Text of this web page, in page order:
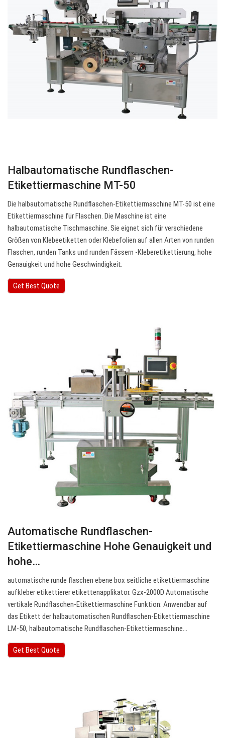
Halbautomatische Rundflaschen-
Etikettiermaschine MT-50
Die halbautomatische Rundflaschen-Etikettiermaschine MT-50 ist eine
Etikettiermaschine für Flaschen. Die Maschine ist eine
halbautomatische Tischmaschine. Sie eignet sich für verschiedene
Größen von Klebeetiketten oder Klebefolien auf allen Arten von runden
Flaschen, runden Tanks und runden Fässern -Kleberetikettierung, hohe
Genauigkeit und hohe Geschwindigkeit.
Get Best Quote
Automatische Rundflaschen-
Etikettiermaschine Hohe Genauigkeit und
hohe…
automatische runde flaschen ebene box seitliche etikettiermaschine
aufkleber etikettierer etikettenapplikator. Gzx-2000D Automatische
vertikale Rundflaschen-Etikettiermaschine Funktion: Anwendbar auf
das Etikett der halbautomatischen Rundflaschen-Etikettiermaschine
LM-50, halbautomatische Rundflaschen-Etikettiermaschine…
Get Best Quote